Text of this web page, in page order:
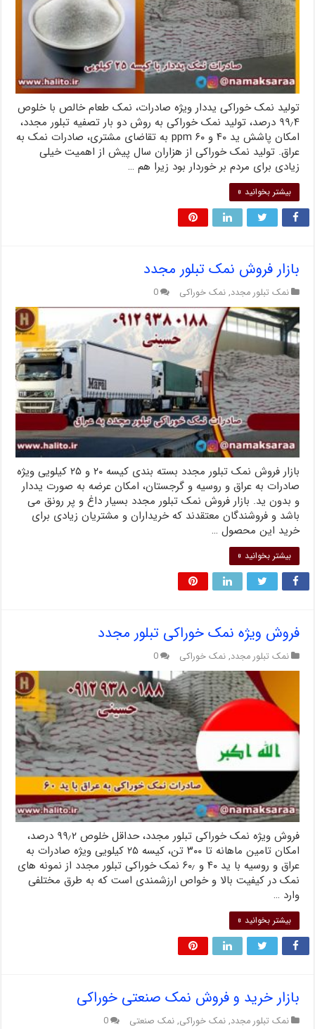
تولید نمک خوراکی یددار ویژه صادرات، نمک طعام خالص با خلوص
۹۹٫۴ درصد، تولید نمک خوراکی به روش دو بار تصفیه تبلور مجدد،
امکان پاشش ید ۴۰ و ۶۰ ppm به تقاضای مشتری، صادرات نمک به
عراق. تولید نمک خوراکی از هزاران سال پیش از اهمیت خیلی
زیادی برای مردم بر خوردار بود زیرا هم …
بیشتر بخوانید »
بازار فروش نمک تبلور مجدد
نمک تبلور مجدد, نمک خوراکی 0
بازار فروش نمک تبلور مجدد بسته بندی کیسه ۲۰ و ۲۵ کیلویی ویژه
صادرات به عراق و روسیه و گرجستان، امکان عرضه به صورت یددار
و بدون ید. بازار فروش نمک تبلور مجدد بسیار داغ و پر رونق می
باشد و فروشندگان معتقدند که خریداران و مشتریان زیادی برای
خرید این محصول …
بیشتر بخوانید »
فروش ویژه نمک خوراکی تبلور مجدد
نمک تبلور مجدد, نمک خوراکی 0
فروش ویژه نمک خوراکی تبلور مجدد، حداقل خلوص ۹۹٫۲ درصد،
امکان تامین ماهانه تا ۳۰۰ تن، کیسه ۲۵ کیلویی ویژه صادرات به
عراق و روسیه با ید ۴۰ و ۶۰٫ نمک خوراکی تبلور مجدد از نمونه های
نمک در کیفیت بالا و خواص ارزشمندی است که به طرق مختلفی
وارد …
بیشتر بخوانید »
بازار خرید و فروش نمک صنعتی خوراکی
نمک تبلور مجدد, نمک خوراکی, نمک صنعتی 0